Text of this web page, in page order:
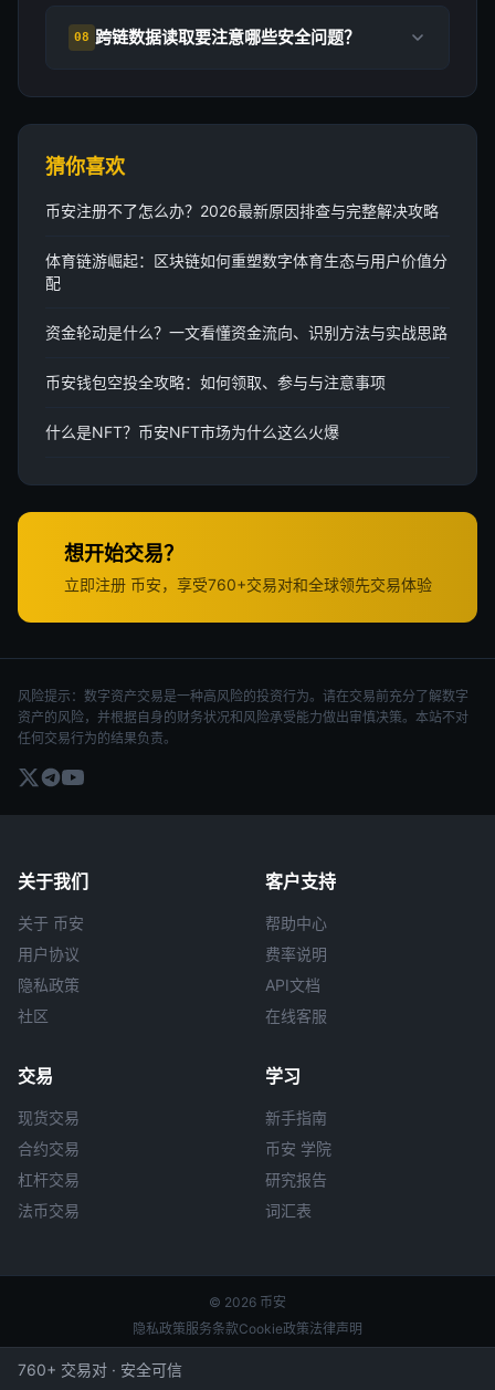
08 跨链数据读取要注意哪些安全问题？
猜你喜欢
币安注册不了怎么办？2026最新原因排查与完整解决攻略
体育链游崛起：区块链如何重塑数字体育生态与用户价值分
配
资金轮动是什么？一文看懂资金流向、识别方法与实战思路
币安钱包空投全攻略：如何领取、参与与注意事项
什么是NFT？币安NFT市场为什么这么火爆
想开始交易？
立即注册 币安，享受760+交易对和全球领先交易体验
风险提示：数字资产交易是一种高风险的投资行为。请在交易前充分了解数字
资产的风险，并根据自身的财务状况和风险承受能力做出审慎决策。本站不对
任何交易行为的结果负责。
关于我们
关于 币安
用户协议
隐私政策
社区
客户支持
帮助中心
费率说明
API文档
在线客服
交易
现货交易
合约交易
杠杆交易
法币交易
学习
新手指南
币安 学院
研究报告
词汇表
© 2026 币安
隐私政策 服务条款Cookie政策法律声明
本站非 币安 官方网站，所有内容仅供参考。
760+ 交易对 · 安全可信